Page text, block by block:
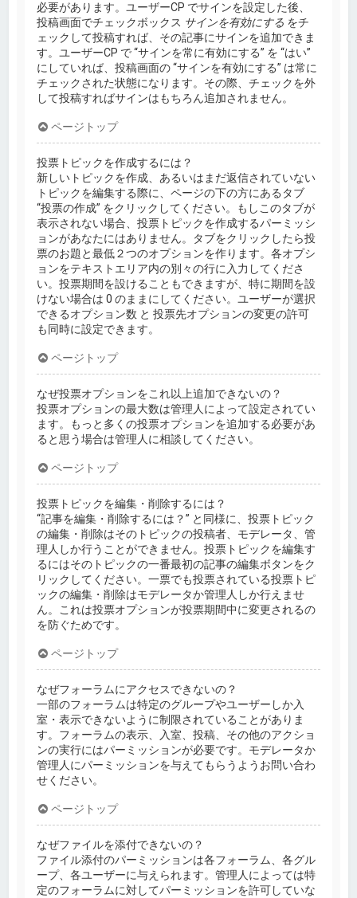
必要があります。ユーザーCP でサインを設定した後、
投稿画面でチェックボックス サインを有効にする をチ
ェックして投稿すれば、その記事にサインを追加できま
す。ユーザーCP で “サインを常に有効にする” を “はい”
にしていれば、投稿画面の “サインを有効にする” は常に
チェックされた状態になります。その際、チェックを外
して投稿すればサインはもちろん追加されません。
ページトップ
投票トピックを作成するには？
新しいトピックを作成、あるいはまだ返信されていない
トピックを編集する際に、ページの下の方にあるタブ
“投票の作成” をクリックしてください。もしこのタブが
表示されない場合、投票トピックを作成するパーミッシ
ョンがあなたにはありません。タブをクリックしたら投
票のお題と最低２つのオプションを作ります。各オプシ
ョンをテキストエリア内の別々の行に入力してくださ
い。投票期間を設けることもできますが、特に期間を設
けない場合は 0 のままにしてください。ユーザーが選択
できるオプション数 と 投票先オプションの変更の許可
も同時に設定できます。
ページトップ
なぜ投票オプションをこれ以上追加できないの？
投票オプションの最大数は管理人によって設定されてい
ます。もっと多くの投票オプションを追加する必要があ
ると思う場合は管理人に相談してください。
ページトップ
投票トピックを編集・削除するには？
“記事を編集・削除するには？” と同様に、投票トピック
の編集・削除はそのトピックの投稿者、モデレータ、管
理人しか行うことができません。投票トピックを編集す
るにはそのトピックの一番最初の記事の編集ボタンをク
リックしてください。一票でも投票されている投票トピ
ックの編集・削除はモデレータか管理人しか行えませ
ん。これは投票オプションが投票期間中に変更されるの
を防ぐためです。
ページトップ
なぜフォーラムにアクセスできないの？
一部のフォーラムは特定のグループやユーザーしか入
室・表示できないように制限されていることがありま
す。フォーラムの表示、入室、投稿、その他のアクショ
ンの実行にはパーミッションが必要です。モデレータか
管理人にパーミッションを与えてもらうようお問い合わ
せください。
ページトップ
なぜファイルを添付できないの？
ファイル添付のパーミッションは各フォーラム、各グル
ープ、各ユーザーに与えられます。管理人によっては特
定のフォーラムに対してパーミッションを許可していな